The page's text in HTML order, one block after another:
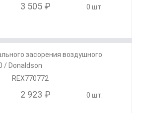
3 505 ₽ 0 шт.
засорения воздушного
/ Donaldson
REX770772
2 923 ₽ 0 шт.